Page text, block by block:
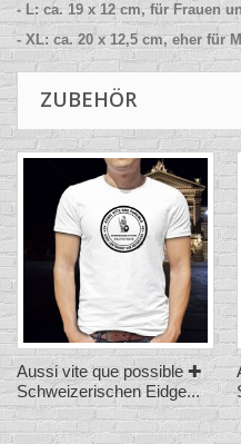
- L: ca. 19 x 12 cm, für Frauen
- XL: ca. 20 x 12,5 cm, eher für
ZUBEHÖR
Aussi vite que possible ✚
Schweizerischen Eidge...